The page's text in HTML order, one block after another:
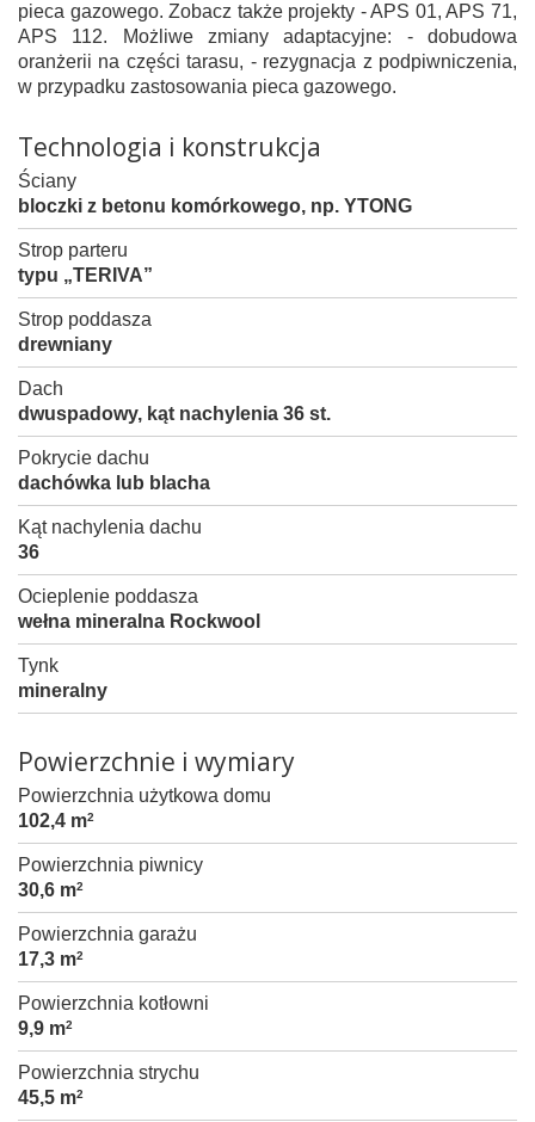
pieca gazowego. Zobacz także projekty - APS 01, APS 71,
APS 112. Możliwe zmiany adaptacyjne: - dobudowa
oranżerii na części tarasu, - rezygnacja z podpiwniczenia,
w przypadku zastosowania pieca gazowego.
Technologia i konstrukcja
Ściany
bloczki z betonu komórkowego, np. YTONG
Strop parteru
typu „TERIVA”
Strop poddasza
drewniany
Dach
dwuspadowy, kąt nachylenia 36 st.
Pokrycie dachu
dachówka lub blacha
Kąt nachylenia dachu
36
Ocieplenie poddasza
wełna mineralna Rockwool
Tynk
mineralny
Powierzchnie i wymiary
Powierzchnia użytkowa domu
102,4 m2
Powierzchnia piwnicy
30,6 m2
Powierzchnia garażu
17,3 m2
Powierzchnia kotłowni
9,9 m2
Powierzchnia strychu
45,5 m2